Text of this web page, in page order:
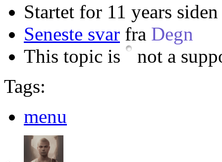
Startet for 11 years
Seneste svar fra Degn
This topic is
not a
Tags:
menu